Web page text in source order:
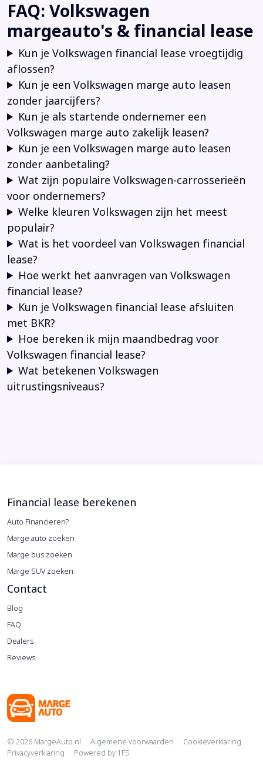
FAQ: Volkswagen
margeauto's & financial lease
Kun je Volkswagen financial lease vroegtijdig
aflossen?
Kun je een Volkswagen marge auto leasen
zonder jaarcijfers?
Kun je als startende ondernemer een
Volkswagen marge auto zakelijk leasen?
Kun je een Volkswagen marge auto leasen
zonder aanbetaling?
Wat zijn populaire Volkswagen-carrosserieën
voor ondernemers?
Welke kleuren Volkswagen zijn het meest
populair?
Wat is het voordeel van Volkswagen financial
lease?
Hoe werkt het aanvragen van Volkswagen
financial lease?
Kun je Volkswagen financial lease afsluiten
met BKR?
Hoe bereken ik mijn maandbedrag voor
Volkswagen financial lease?
Wat betekenen Volkswagen
uitrustingsniveaus?
Financial lease berekenen
Auto Financieren?
Marge auto zoeken
Marge bus zoeken
Marge SUV zoeken
Contact
Blog
FAQ
Dealers
Reviews
Copyright navigation
© 2026 MargeAuto.nl Algemene voorwaarden
Cookieverklaring
Privacyverklaring
Powered by 1FS